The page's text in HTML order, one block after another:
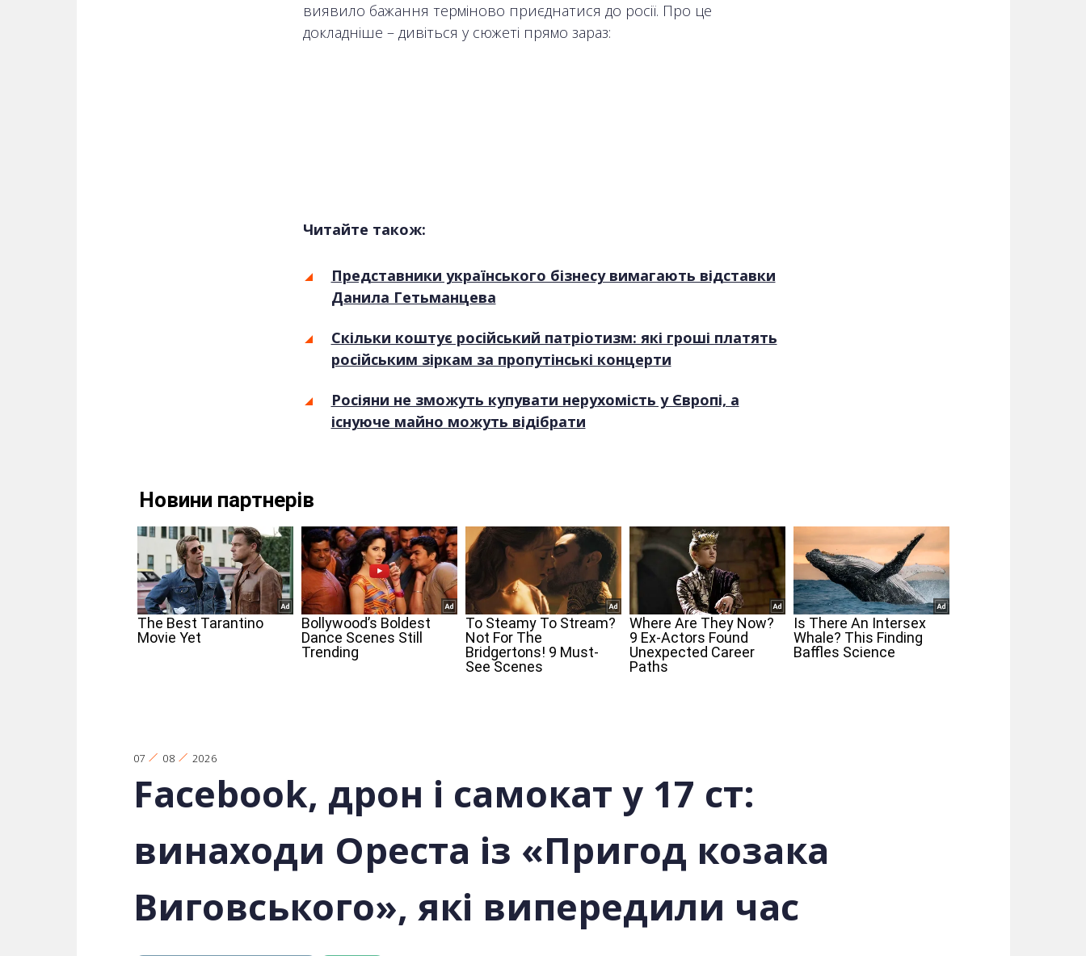
виявило бажання терміново приєднатися до росії. Про це
докладніше – дивіться у сюжеті прямо зараз:
Читайте також:
Представники українського бізнесу вимагають відставки
Данила Гетьманцева
Скільки коштує російський патріотизм: які гроші платять
російським зіркам за пропутінські концерти
Росіяни не зможуть купувати нерухомість у Європі, а
існуюче майно можуть відібрати
07 08 2026
Facebook, дрон і самокат у 17 ст:
винаходи Ореста із «Пригод козака
Виговського», які випередили час